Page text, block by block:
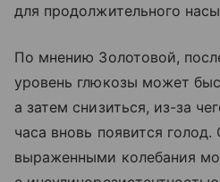
для продолжительного
По мнению Золотовой,
уровень глюкозы может
а затем снизиться, из-за
часа вновь появится голод.
выраженными колебания